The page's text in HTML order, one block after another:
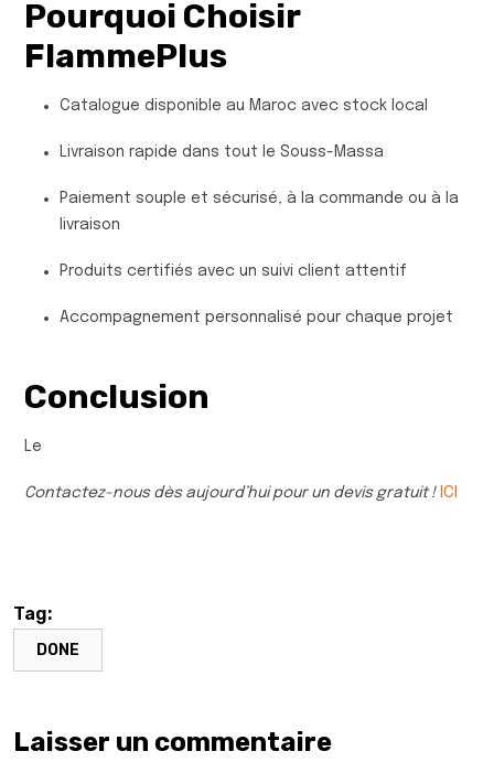
Pourquoi Choisir
FlammePlus
Catalogue disponible au Maroc avec stock local
Livraison rapide dans tout le Souss-Massa
Paiement souple et sécurisé, à la commande ou à la
livraison
Produits certifiés avec un suivi client attentif
Accompagnement personnalisé pour chaque projet
Conclusion
Le
Contactez-nous dès aujourd’hui pour un devis gratuit ! ICI
Tag:
DONE
Laisser un commentaire